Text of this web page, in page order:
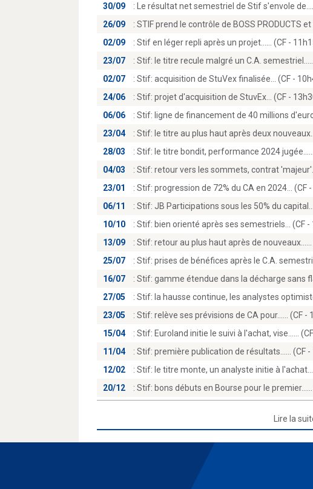
30/09
:
Le résultat net semestriel de Stif s'envole
26/09
: STIF prend le contrôle de BOSS PRODUCTS
02/09
: Stif en léger repli après un projet...… (CF -
23/07
: Stif: le titre recule malgré un C.A.
02/07
: Stif: acquisition de StuVex finalisée… (CF -
24/06
: Stif: projet d'acquisition de StuvEx… (CF -
06/06
: Stif: ligne de financement de 40 millions
23/04
: Stif: le titre au plus haut après deux
28/03
: Stif: le titre bondit, performance 2024
04/03
: Stif: retour vers les sommets, contrat
23/01
: Stif: progression de 72% du CA en 2024… (CF
06/11
: Stif: JB Participations sous les 50% du
10/10
: Stif: bien orienté après ses semestriels… (CF -
13/09
: Stif: retour au plus haut après de nouveaux...…
25/07
: Stif: prises de bénéfices après le C.A.
16/07
: Stif: gamme étendue dans la décharge sans
27/05
: Stif: la hausse continue, les analystes
23/05
: Stif: relève ses prévisions de CA pour...… (CF -
15/04
: Stif: Euroland initie le suivi à l'achat, vise...…
11/04
: Stif: première publication de résultats...… (CF -
12/02
: Stif: le titre monte, un analyste initie à l'achat…
20/12
: Stif: bons débuts en Bourse pour le premier...…
Lire la